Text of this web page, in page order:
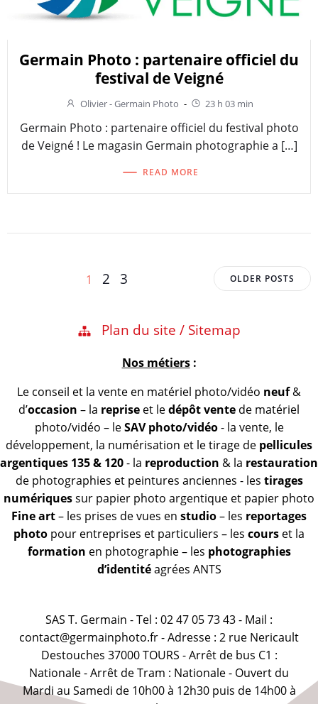
Germain Photo : partenaire officiel du
festival de Veigné
Olivier - Germain Photo - 23 h 03 min
Germain Photo : partenaire officiel du festival photo
de Veigné ! Le magasin Germain photographie a […]
READ MORE
Page
1 Page
2 Page
3
Posts
navigation
OLDER POSTS
Plan du site / Sitemap
Nos métiers:
Le conseil et la vente en matériel photo/vidéo neuf&
d’occasion – la reprise et ledépôt vente de matériel
photo/vidéo – leSAV photo/vidéo- la vente, le
développement, la numérisation et le tirage de pellicules
argentiques 135 & 120- la reproduction & la restauration
de photographies et peintures anciennes - les tirages
numériquessur papier photo argentique et papier photo
Fine art– les prises de vues en studio– les reportages
photo pour entreprises et particuliers – les cours et la
formation en photographie – les photographies
d’identitéagrées ANTS
SAS T. Germain - Tel : 02 47 05 73 43 - Mail :
contact@germainphoto.fr - Adresse : 2 rue Nericault
Destouches 37000 TOURS - Arrêt de bus C1 :
Nationale - Arrêt de Tram : Nationale - Ouvert du
Mardi au Samedi de 10h00 à 12h30 puis de 14h00 à